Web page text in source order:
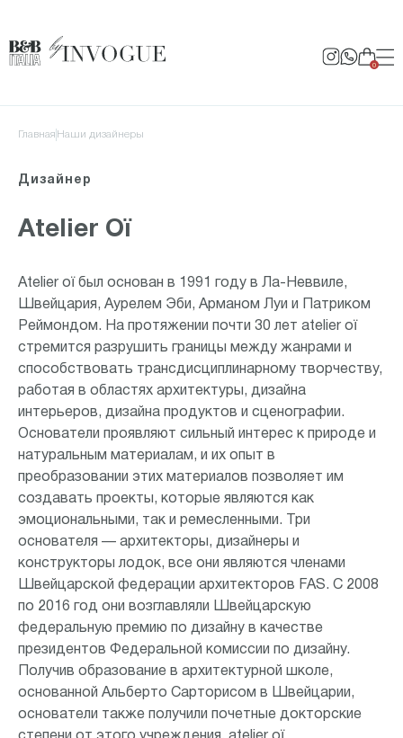
0
Главная Наши дизайнеры
Дизайнер
Atelier Oï
Atelier oï был основан в 1991 году в Ла-Неввиле,
Швейцария, Аурелем Эби, Арманом Луи и Патриком
Реймондом. На протяжении почти 30 лет atelier oï
стремится разрушить границы между жанрами и
способствовать трансдисциплинарному творчеству,
работая в областях архитектуры, дизайна
интерьеров, дизайна продуктов и сценографии.
Основатели проявляют сильный интерес к природе и
натуральным материалам, и их опыт в
преобразовании этих материалов позволяет им
создавать проекты, которые являются как
эмоциональными, так и ремесленными. Три
основателя — архитекторы, дизайнеры и
конструкторы лодок, все они являются членами
Швейцарской федерации архитекторов FAS. С 2008
по 2016 год они возглавляли Швейцарскую
федеральную премию по дизайну в качестве
президентов Федеральной комиссии по дизайну.
Получив образование в архитектурной школе,
основанной Альберто Сарторисом в Швейцарии,
основатели также получили почетные докторские